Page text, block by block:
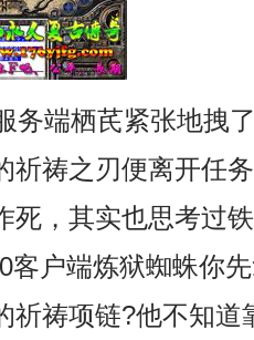
端栖芪紧张地拽
祈祷之刃便离开任
死，其实也思考过
客户端炼狱蜘蛛你
祈祷项链?他不知